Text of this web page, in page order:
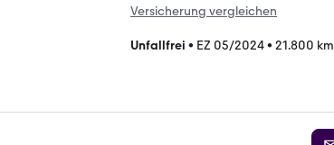
Versicherung vergleichen
Unfallfrei • EZ 05/2024• 21.800 km